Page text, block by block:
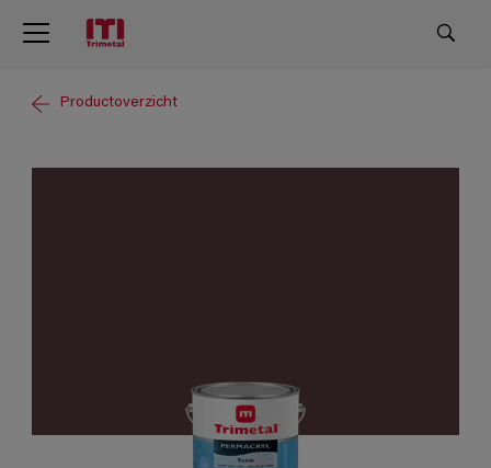
Productoverzicht